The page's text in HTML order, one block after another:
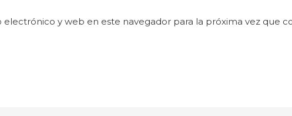
electrónico y web en este navegador para la próxima vez que